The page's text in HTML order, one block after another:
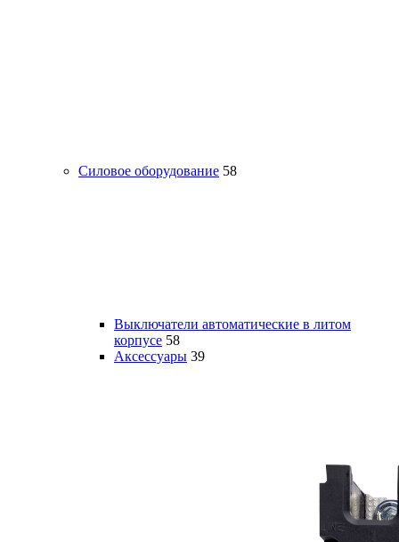
Силовое оборудование 58
Выключатели автоматические в литом
корпусе 58
Аксессуары 39